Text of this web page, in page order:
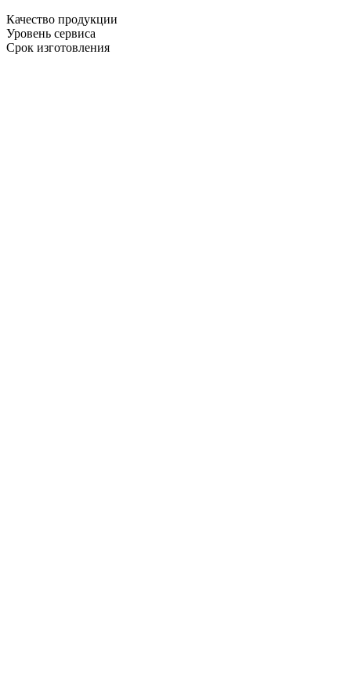
Качество продукции
Уровень сервиса
Срок изготовления